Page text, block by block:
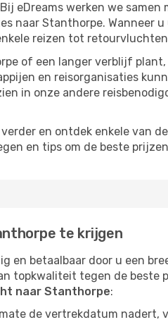
eDreams werken we
naar Stanthorpe. Wanneer
reizen tot
of een langer verblijf
en reisorganisaties
in onze andere
en ontdek enkele van
en tips om de beste
te krijgen
en betaalbaar door u een
topkwaliteit tegen de beste
naar Stanthorpe:
de vertrekdatum nadert,